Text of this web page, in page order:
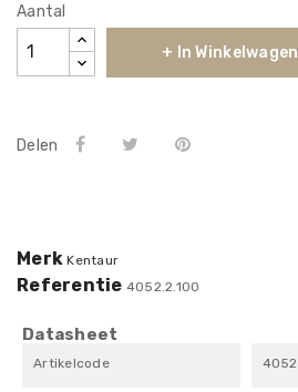
Aantal
+ In Winkelwagen
Delen
Merk Kentaur
Referentie 4052.2.100
Datasheet
Artikelcode 4052